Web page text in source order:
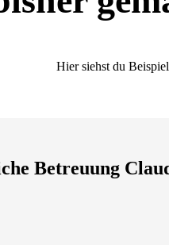
Hier siehst du
Betreuung